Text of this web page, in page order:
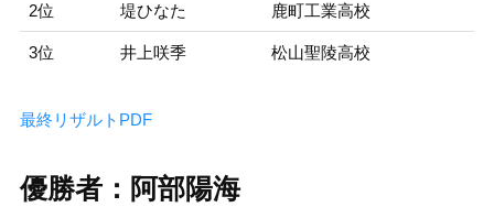
2位 堤ひなた 鹿町工業高校
3位 井上咲季 松山聖陵高校
最終リザルトPDF
優勝者：阿部陽海